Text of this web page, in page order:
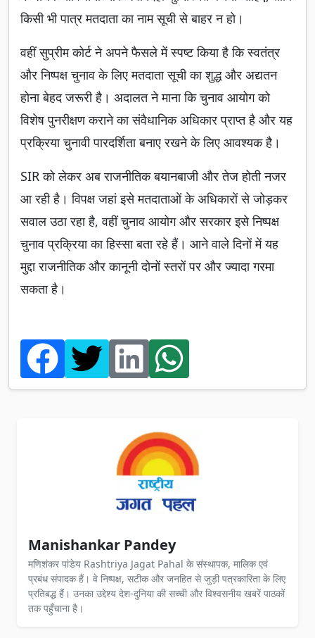
किसी भी पात्र मतदाता का नाम सूची से बाहर न हो।
वहीं सुप्रीम कोर्ट ने अपने फैसले में स्पष्ट किया है कि स्वतंत्र
और निष्पक्ष चुनाव के लिए मतदाता सूची का शुद्ध और अद्यतन
होना बेहद जरूरी है। अदालत ने माना कि चुनाव आयोग को
विशेष पुनरीक्षण कराने का संवैधानिक अधिकार प्राप्त है और यह
प्रक्रिया चुनावी पारदर्शिता बनाए रखने के लिए आवश्यक है।
SIR को लेकर अब राजनीतिक बयानबाजी और तेज होती नजर
आ रही है। विपक्ष जहां इसे मतदाताओं के अधिकारों से जोड़कर
सवाल उठा रहा है, वहीं चुनाव आयोग और सरकार इसे निष्पक्ष
चुनाव प्रक्रिया का हिस्सा बता रहे हैं। आने वाले दिनों में यह
मुद्दा राजनीतिक और कानूनी दोनों स्तरों पर और ज्यादा गरमा
सकता है।
Manishankar Pandey
मणिशंकर पांडेय Rashtriya Jagat Pahal के संस्थापक, मालिक एवं
प्रबंध संपादक हैं। वे निष्पक्ष, सटीक और जनहित से जुड़ी पत्रकारिता के लिए
प्रतिबद्ध हैं। उनका उद्देश्य देश-दुनिया की सच्ची और विश्वसनीय खबरें पाठकों
तक पहुँचाना है।